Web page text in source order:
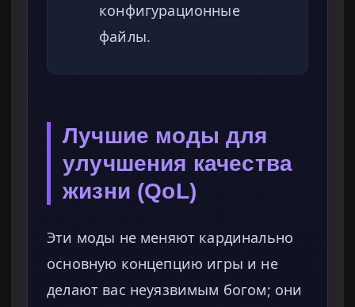
конфигурационные
файлы.
Лучшие моды для
улучшения качества
жизни (QoL)
Эти моды не меняют кардинально
основную концепцию игры и не
делают вас неуязвимым богом; они